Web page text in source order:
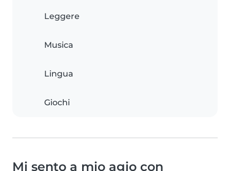
Leggere
Musica
Lingua
Giochi
Mi sento a mio agio con